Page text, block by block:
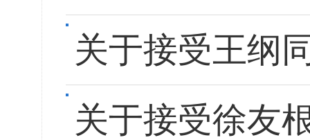
关于接受王纲
关于接受徐友